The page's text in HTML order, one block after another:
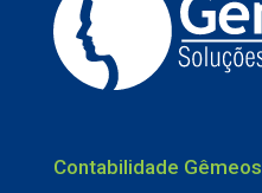
Contabilidade Gêmeos